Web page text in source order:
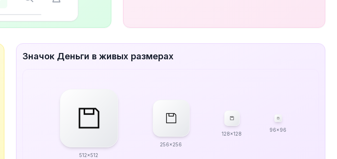
Значок Деньги в живых размерах
512x512
256x256
128x128
96x96